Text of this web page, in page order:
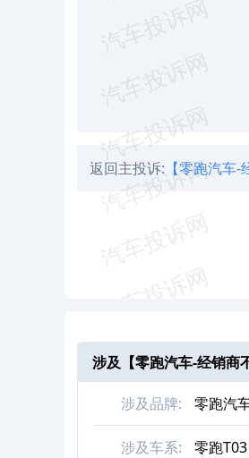
返回主投诉: 【零跑汽车
涉及【零跑汽车-经销商
涉及品牌: 零跑汽
涉及车系: 零跑T03